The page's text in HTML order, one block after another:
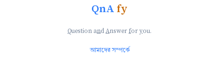
QnAfy
Question andAnswer foryou.
আমাদের সম্পর্কে